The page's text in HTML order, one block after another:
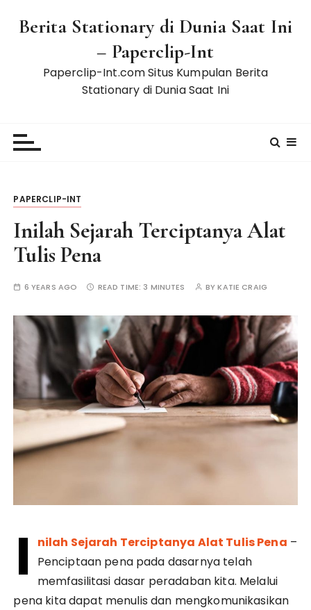
Berita Stationary di Dunia Saat Ini
– Paperclip-Int
Paperclip-Int.com Situs Kumpulan Berita
Stationary di Dunia Saat Ini
PAPERCLIP-INT
Inilah Sejarah Terciptanya Alat
Tulis Pena
6 YEARS AGO READ TIME: 3 MINUTES BYKATIE CRAIG
I nilah Sejarah Terciptanya Alat Tulis Pena –
Penciptaan pena pada dasarnya telah
memfasilitasi dasar peradaban kita. Melalui
pena kita dapat menulis dan mengkomunikasikan